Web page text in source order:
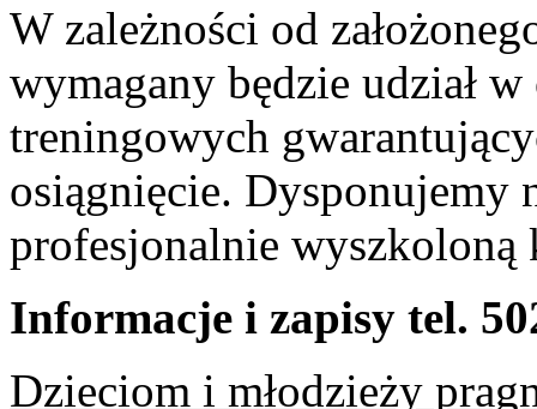
W zależności od
wymagany będzie udział
treningowych
osiągnięcie. Dysponujemy
profesjonalnie wyszkoloną
Informacje i zapisy tel.
Dzieciom i młodzieży